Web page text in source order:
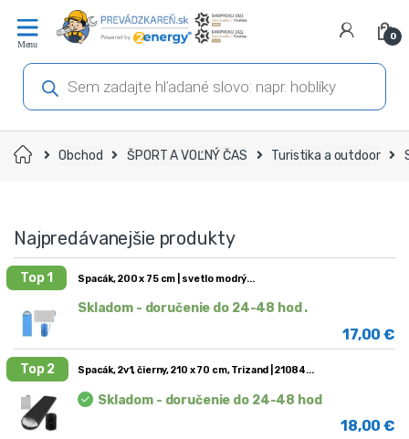
navigáciu
obsah
0
Products
search
Domov Obchod ŠPORT A VOĽNÝ ČAS Turistika a outdoor
Najpredávanejšie produkty
Top 1 Spacák, 200 x 75 cm | svetlo modrý
17,00€
Skladom - doručenie do 24-48 hod .
Top 2 Spacák, 2v1, čierny, 210 x 70 cm, Trizand | 21084
18,00€
Skladom - doručenie do 24-48 hod